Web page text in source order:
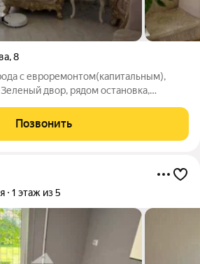
,8
с евроремонтом(капитальным),
двор, рядом остановка,
готовы, один собственник.
Позвонить
1 этаж из 5